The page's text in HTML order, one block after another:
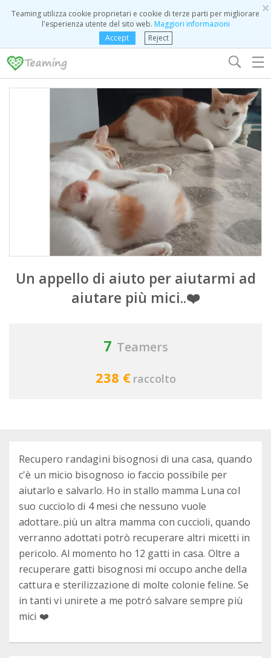
×
Teaming utilizza cookie proprietari e cookie di terze parti per migliorare
l'esperienza utente del sito web. Maggiori informazioni
Accept
Reject
☰
Un appello di aiuto per aiutarmi ad
aiutare più mici..❤️
7 Teamers
238 € raccolto
Recupero randagini bisognosi di una casa, quando
c'è un micio bisognoso io faccio possibile per
aiutarlo e salvarlo. Ho in stallo mamma Luna col
suo cucciolo di 4 mesi che nessuno vuole
adottare..più un altra mamma con cuccioli, quando
verranno adottati potrò recuperare altri micetti in
pericolo. Al momento ho 12 gatti in casa. Oltre a
recuperare gatti bisognosi mi occupo anche della
cattura e sterilizzazione di molte colonie feline. Se
in tanti vi unirete a me potró salvare sempre più
mici ❤️